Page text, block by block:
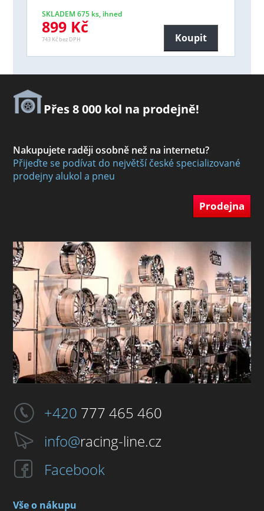
SKLADEM 675 ks, ihned
899 Kč
743 Kč bez DPH Koupit
Přes 8 000 kol na prodejně!
Nakupujete raději osobně než na internetu?
Přijeďte se podívat do největší české specializované
prodejny alukol a pneu
Prodejna
+420 777 465 460
info@racing-line.cz
Facebook
Vše o nákupu